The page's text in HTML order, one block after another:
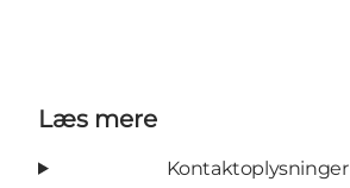
Læs mere
Kontaktoplysninger